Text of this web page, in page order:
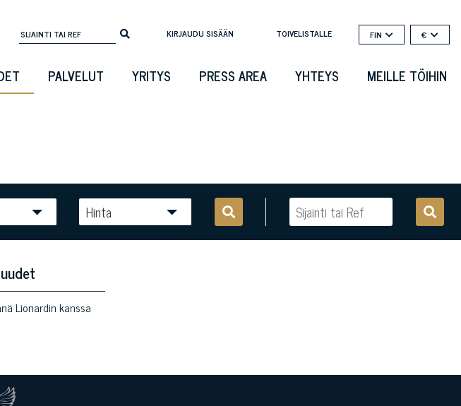
KIRJAUDU SISÄÄN TOIVELISTALLE FIN €
PALVELUT YRITYS PRESS AREA YHTEYS MEILLE TÖIHIN
Hinta
Lionardin kanssa